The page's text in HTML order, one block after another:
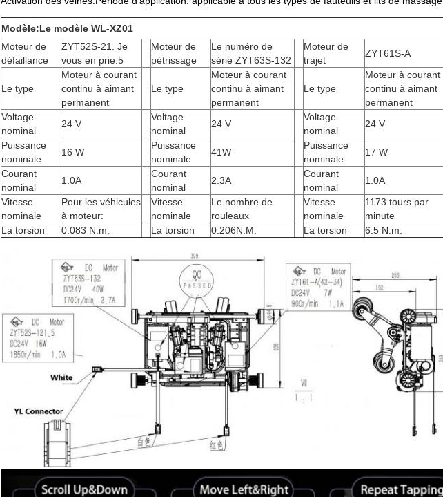
Modèle:Le modèle WL-XZ01
Moteur de
défaillance
ZYT52S-21. Je
vous en prie.5
Moteur de
pétrissage
Le numéro de
série ZYT63S-132
Moteur de
trajet
ZYT61S-A
Le type
Moteur à courant
continu à aimant
permanent
Le type
Moteur à courant
continu à aimant
permanent
Le type
Moteur à courant
continu à aimant
permanent
Voltage
nominal
24 V
Voltage
nominal
24 V
Voltage
nominal
24 V
Puissance
nominale
16 W
Puissance
nominale
41W
Puissance
nominale
17 W
Courant
nominal
1.0A
Courant
nominal
2.3A
Courant
nominal
1.0A
Vitesse
nominale
Pour les véhicules
à moteur:
Vitesse
nominale
Le nombre de
rouleaux
Vitesse
nominale
1173 tours par
minute
La torsion
0.083 N.m. La torsion 0.206N.M. La torsion 6.5 N.m.